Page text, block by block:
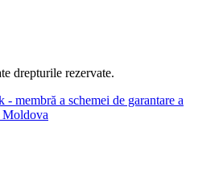
drepturile rezervate.
- membră a schemei de garantare a
Moldova